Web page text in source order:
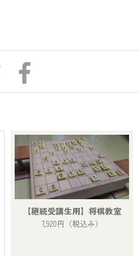
【継続受講生用】将棋教室
7,920円 （税込み）